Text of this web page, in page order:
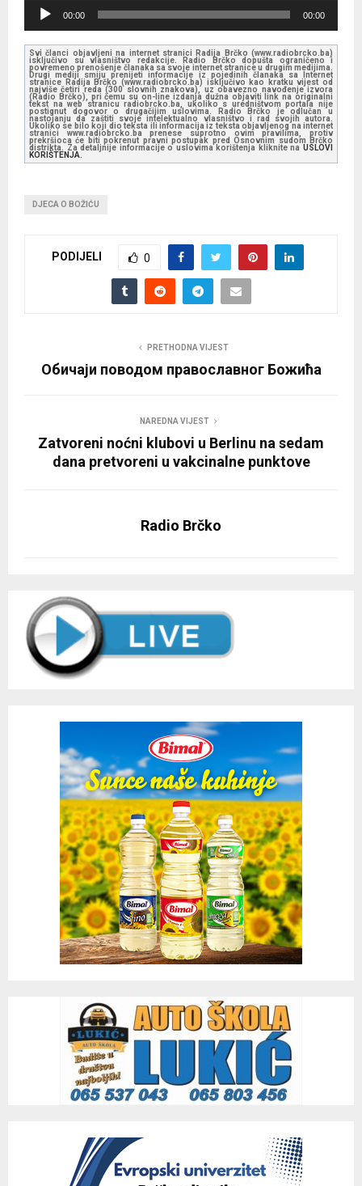
u
d
o
P
a
00:00 00:00
Svi članci objavljeni na internet stranici Radija Brčko (www.radiobrcko.ba)
isključivo su vlasništvo redakcije. Radio Brčko dopušta ograničeno i
povremeno prenošenje članaka sa svoje internet stranice u drugim medijima.
Drugi mediji smiju prenijeti informacije iz pojedinih članaka sa Internet
stranice Radija Brčko (www.radiobrcko.ba) isključivo kao kratku vijest od
najviše četiri reda (300 slovnih znakova), uz obavezno navođenje izvora
(Radio Brčko), pri čemu su on-line izdanja dužna objaviti link na originalni
tekst na web stranicu radiobrcko.ba, ukoliko s uredništvom portala nije
postignut dogovor o drugačijim uslovima. Radio Brčko je odlučan u
nastojanju da zaštiti svoje intelektualno vlasništvo i rad svojih autora.
Ukoliko se bilo koji dio teksta ili informacija iz teksta objavljenog na internet
stranici www.radiobrcko.ba prenese suprotno ovim pravilima, protiv
prekršioca će biti pokrenut pravni postupak pred Osnovnim sudom Brčko
distrikta. Za detaljnije informacije o uslovima korištenja kliknite na USLOVI
KORIŠTENJA.
DJECA O BOŽIĆU
PODIJELI 0
PRETHODNA VIJEST
Обичаји поводом православног Божића
NAREDNA VIJEST
Zatvoreni noćni klubovi u Berlinu na sedam
dana pretvoreni u vakcinalne punktove
Radio Brčko